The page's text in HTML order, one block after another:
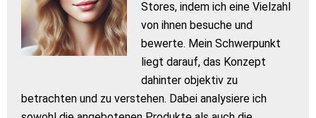
Stores, indem ich eine Vielzahl
von ihnen besuche und
bewerte. Mein Schwerpunkt
liegt darauf, das Konzept
dahinter objektiv zu
betrachten und zu verstehen. Dabei analysiere ich